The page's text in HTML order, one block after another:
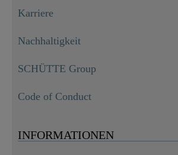
Karriere
Nachhaltigkeit
SCHÜTTE Group
Code of Conduct
INFORMATIONEN